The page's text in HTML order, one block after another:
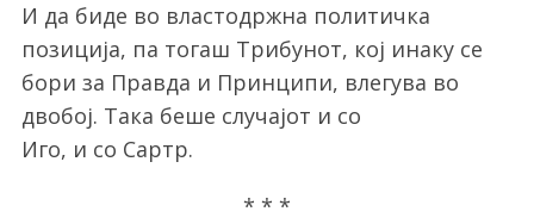
И да биде во властодржна политичка
позиција, па тогаш Трибунот, кој инаку се
бори за Правда и Принципи, влегува во
двобој. Така беше случајот и со
Иго, и со Сартр.
* * *